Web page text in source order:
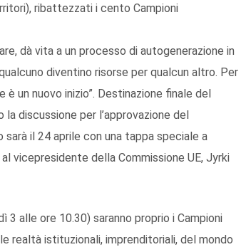
ribattezzati i cento Campioni
dà vita a un processo di autogenerazione in
diventino risorse per qualcun altro. Per
un nuovo inizio”. Destinazione finale del
discussione per l’approvazione del
il 24 aprile con una tappa speciale a
vicepresidente della Commissione UE, Jyrki
alle ore 10.30) saranno proprio i Campioni
realtà istituzionali, imprenditoriali, del mondo